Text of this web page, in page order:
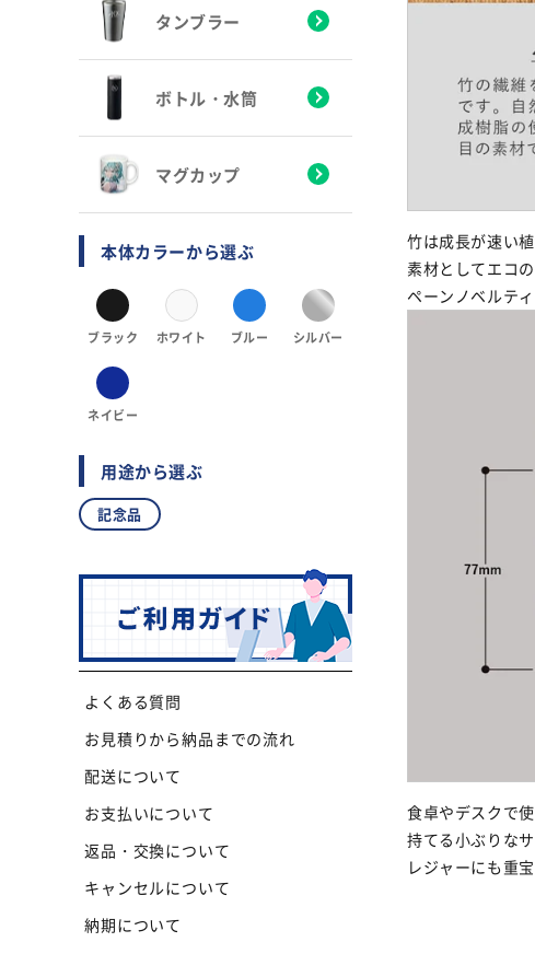
竹は成長が速い
素材としてエコ
ペーンノベルテ
食卓やデスクで
持てる小ぶりな
レジャーにも重宝
タンブラー
ボトル・水筒
マグカップ
本体カラーから選ぶ
ブラック ホワイト ブルー シルバー
ネイビー
用途から選ぶ
記念品
よくある質問
お見積りから納品までの流れ
配送について
お支払いについて
返品・交換について
キャンセルについて
納期について